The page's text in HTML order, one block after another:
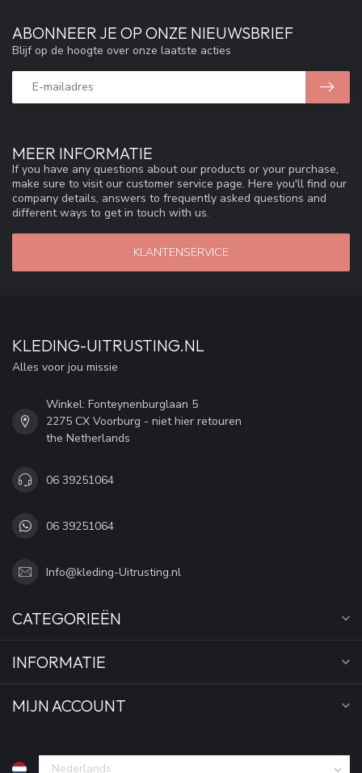
MEER INFORMATIE
If you have any questions about our products or your purchase,
make sure to visit our customer service page. Here you'll find our
company details, answers to frequently asked questions and
different ways to get in touch with us.
KLANTENSERVICE
ABONNEER JE OP ONZE NIEUWSBRIEF
Blijf op de hoogte over onze laatste acties
KLEDING-UITRUSTING.NL
Alles voor jou missie
Winkel: Fonteynenburglaan 5
2275 CX Voorburg - niet hier retouren
the Netherlands
06 39251064
06 39251064
Info@kleding-Uitrusting.nl
CATEGORIEËN
INFORMATIE
MIJN ACCOUNT